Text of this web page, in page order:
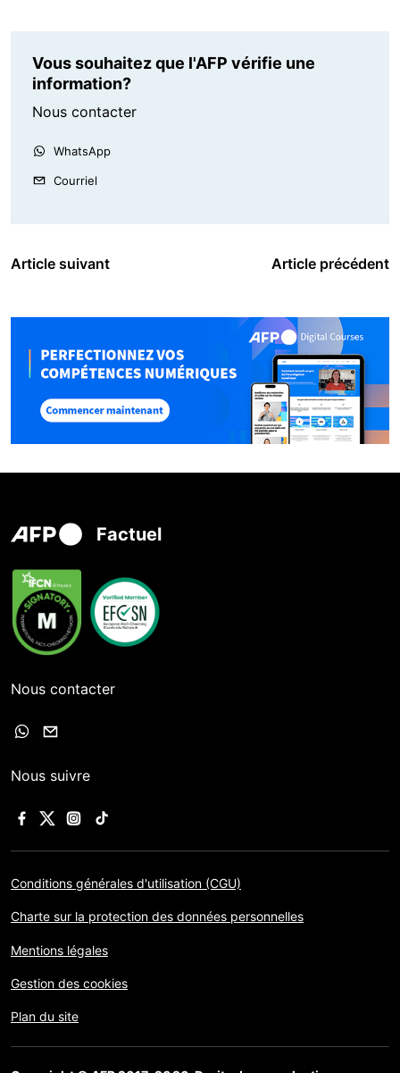
Vous souhaitez que l'AFP vérifie une
information?
Nous contacter
WhatsApp
Courriel
Article suivant Article précédent
Factuel
Nous contacter
Nous suivre
Conditions générales d'utilisation (CGU)
Charte sur la protection des données personnelles
Mentions légales
Gestion des cookies
Plan du site